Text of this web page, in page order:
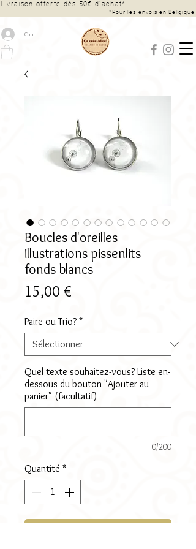
Connexion
Livraison offerte dès 50€ d’achat*
*Pour les envois en Belgique
Boucles d'oreilles
illustrations pissenlits
fonds blancs
15,00 €
Paire ou Trio? *
Quel texte souhaitez-vous? Liste en-
dessous du bouton "Ajouter au
panier" (facultatif)
0/200
Quantité *